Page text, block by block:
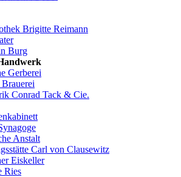
Brigitte Reimann
Burg
Gerberei
Brauerei
Conrad Tack & Cie.
Anstalt
Carl von Clausewitz
Eiskeller
Ries